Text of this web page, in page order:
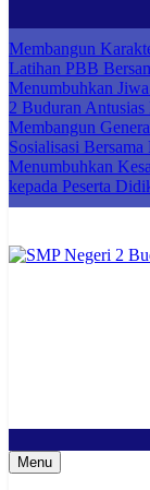
Membangun
Latihan PBB
Menumbuhkan
2 Buduran
Membangun
Sosialisasi
Menumbuhkan
kepada Peserta
Menu